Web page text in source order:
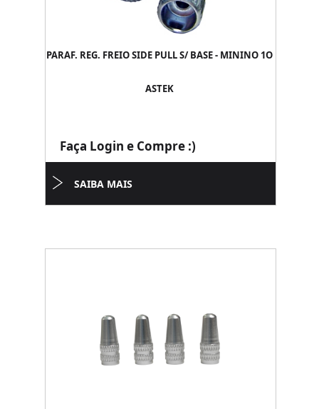
PARAF. REG. FREIO SIDE PULL S/ BASE - MININO 1O
ASTEK
Faça Login e Compre :)
SAIBA MAIS